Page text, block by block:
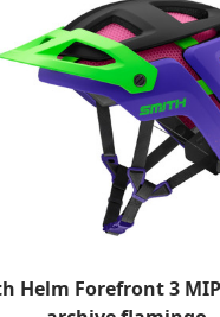
Helm Forefront 3